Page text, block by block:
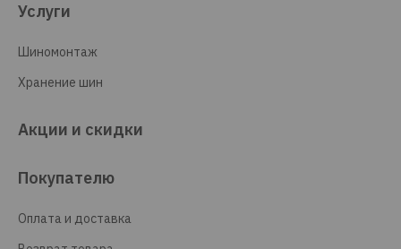
Услуги
Шиномонтаж
Хранение шин
Акции и скидки
Покупателю
Оплата и доставка